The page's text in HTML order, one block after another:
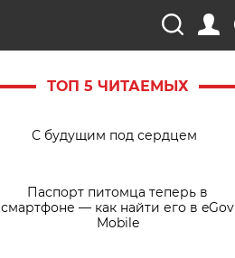
ТОП 5 ЧИТАЕМЫХ
С будущим под сердцем
Паспорт питомца теперь в
смартфоне — как найти его в eGov
Mobile